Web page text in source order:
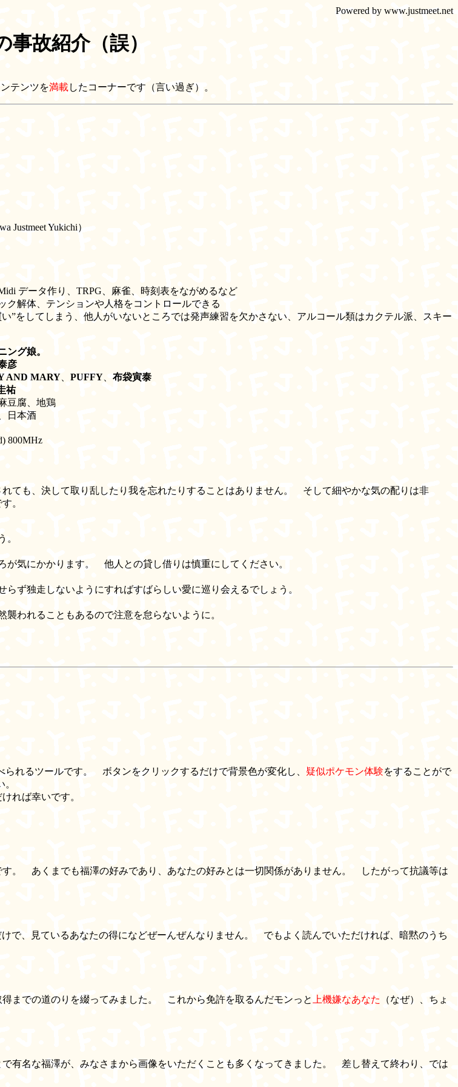
Powered by www.justmeet.net
事故紹介（誤）
テンツを満載したコーナーです（言い過ぎ）。
Justmeet Yukichi）
データ作り、TRPG、麻雀、時刻表をながめるなど
解体、テンションや人格をコントロールできる
”をしてしまう、他人がいないところでは発声練習を欠かさない、アルコール類はカクテル派、スキー
ング娘。
彦
AND MARY PUFFY
布袋寅泰
祐
豆腐、地鶏
日本酒
800MHz
も、決して取り乱したり我を忘れたりすることはありません。 そして細やかな気の配りは非
。
。
気にかかります。 他人との貸し借りは慎重にしてください。
ず独走しないようにすればすばらしい愛に巡り会えるでしょう。
われることもあるので注意を怠らないように。
れるツールです。 ボタンをクリックするだけで背景色が変化し、 疑似ポケモン体験をすることがで
れば幸いです。
。 あくまでも福澤の好みであり、あなたの好みとは一切関係がありません。 したがって抗議等は
、見ているあなたの得になどぜーんぜんなりません。 でもよく読んでいただければ、暗黙のうち
までの道のりを綴ってみました。 これから免許を取るんだモンっと 上機嫌なあなた
（なぜ）、ちょ
名な福澤が、みなさまから画像をいただくことも多くなってきました。 差し替えて終わり、では